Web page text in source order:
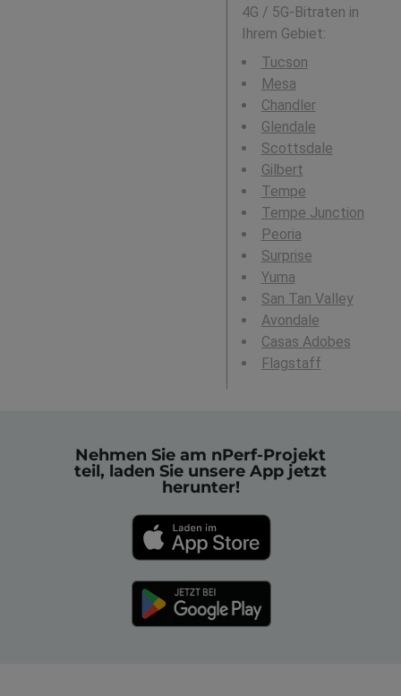
4G / 5G-Bitraten in
Ihrem Gebiet:
Tucson
Mesa
Chandler
Glendale
Scottsdale
Gilbert
Tempe
Tempe Junction
Peoria
Surprise
Yuma
San Tan Valley
Avondale
Casas Adobes
Flagstaff
Nehmen Sie am nPerf-Projekt
teil, laden Sie unsere App jetzt
herunter!